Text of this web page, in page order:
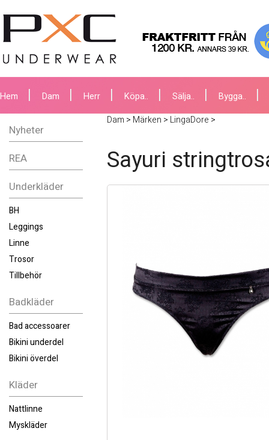
Hem Dam Herr Köpa.. Sälja.. Bygga..
Nyheter
REA
Underkläder
BH
Leggings
Linne
Trosor
Tillbehör
Badkläder
Bad accessoarer
Bikini underdel
Bikini överdel
Kläder
Nattlinne
Myskläder
Dam > Märken > LingaDore >
Sayuri